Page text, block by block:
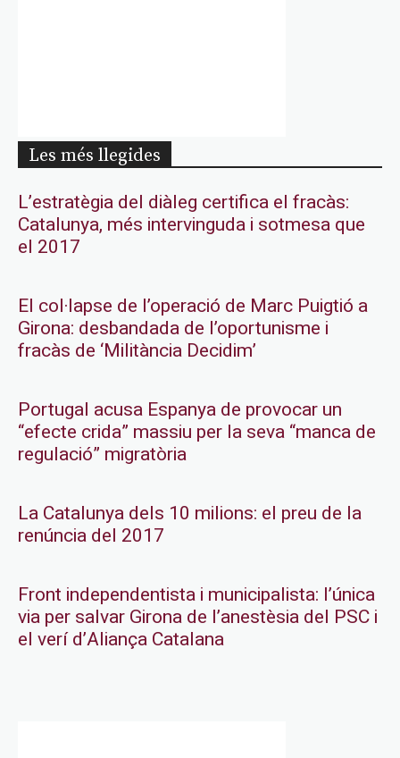
Les més llegides
L’estratègia del diàleg certifica el fracàs:
Catalunya, més intervinguda i sotmesa que
el 2017
El col·lapse de l’operació de Marc Puigtió a
Girona: desbandada de l’oportunisme i
fracàs de ‘Militància Decidim’
Portugal acusa Espanya de provocar un
“efecte crida” massiu per la seva “manca de
regulació” migratòria
La Catalunya dels 10 milions: el preu de la
renúncia del 2017
Front independentista i municipalista: l’única
via per salvar Girona de l’anestèsia del PSC i
el verí d’Aliança Catalana